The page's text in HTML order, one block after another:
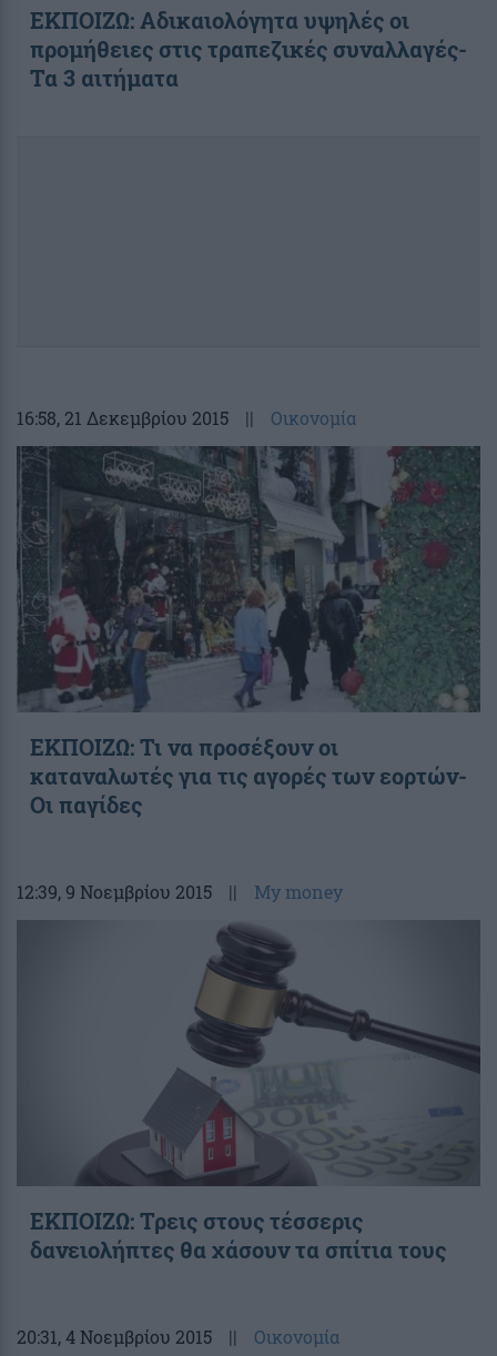
ΕΚΠΟΙΖΩ: Αδικαιολόγητα υψηλές οι
προμήθειες στις τραπεζικές συναλλαγές-
Τα 3 αιτήματα
16:58, 21 Δεκεμβρίου 2015 || Οικονομία
ΕΚΠΟΙΖΩ: Τι να προσέξουν οι
καταναλωτές για τις αγορές των εορτών-
Οι παγίδες
12:39, 9 Νοεμβρίου 2015 || My money
ΕΚΠΟΙΖΩ: Τρεις στους τέσσερις
δανειολήπτες θα χάσουν τα σπίτια τους
20:31, 4 Νοεμβρίου 2015 || Οικονομία